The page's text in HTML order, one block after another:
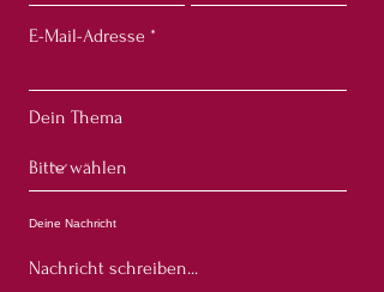
E-Mail-Adresse
Dein Thema
Deine Nachricht